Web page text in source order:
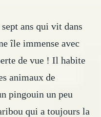
ans qui vit dans
île immense avec
de vue ! Il habite
animaux de
pingouin un peu
qui a toujours la